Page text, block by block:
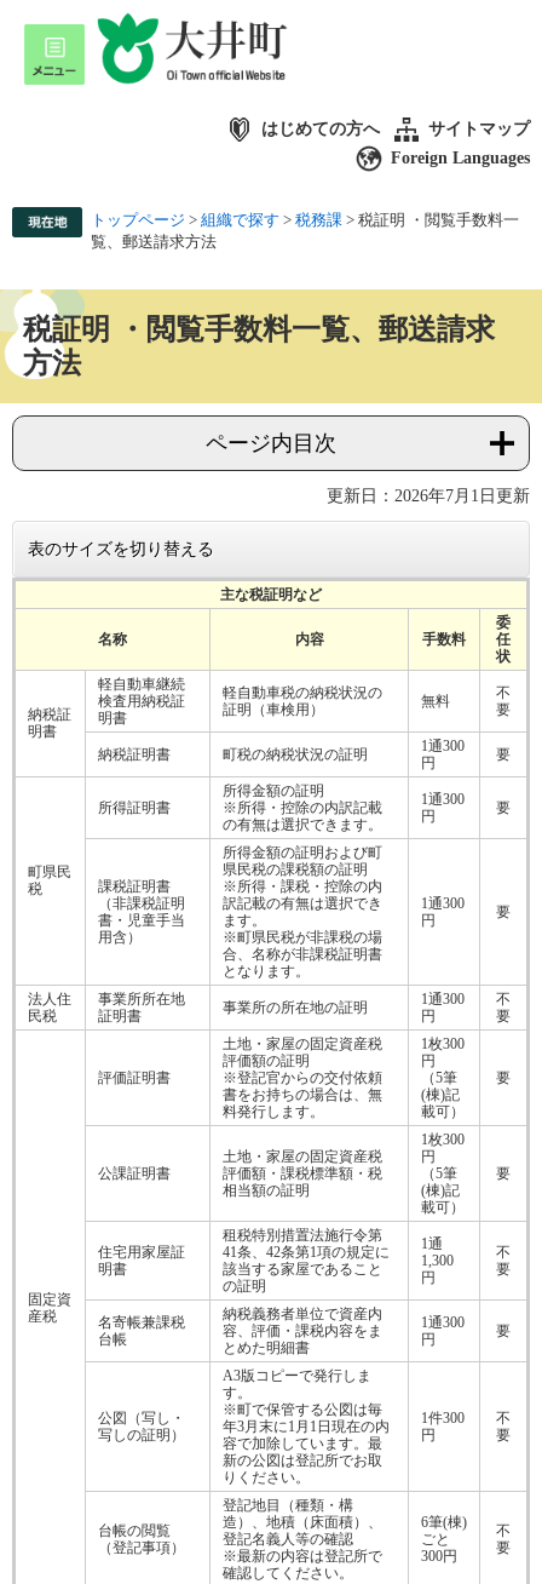
はじめての方へ
サイトマップ
Foreign Languages
トップページ > 組織で探す > 税務課 > 税証明 ・閲覧手数料一
覧、郵送請求方法
税証明 ・閲覧手数料一覧、郵送請求
方法
ページ内目次
更新日：2026年7月1日更新
表のサイズを切り替える
主な税証明など
名称 内容 手数料
委
任
状
納税証
明書
軽自動車継続
検査用納税証
明書
軽自動車税の納税状況の
証明（車検用）
無料
不
要
納税証明書 町税の納税状況の証明
1通300
円
要
町県民
税
所得証明書
所得金額の証明
※所得・控除の内訳記載
の有無は選択できます。
1通300
円
要
課税証明書
（非課税証明
書・児童手当
用含）
所得金額の証明および町
県民税の課税額の証明
※所得・課税・控除の内
訳記載の有無は選択でき
ます。
※町県民税が非課税の場
合、名称が非課税証明書
となります。
1通300
円
要
法人住
民税
事業所所在地
証明書
事業所の所在地の証明
1通300
円
不
要
固定資
産税
評価証明書
土地・家屋の固定資産税
評価額の証明
※登記官からの交付依頼
書をお持ちの場合は、無
料発行します。
1枚300
円
（5筆
(棟)記
載可）
要
公課証明書
土地・家屋の固定資産税
評価額・課税標準額・税
相当額の証明
1枚300
円
（5筆
(棟)記
載可）
要
住宅用家屋証
明書
租税特別措置法施行令第
41条、42条第1項の規定に
該当する家屋であること
の証明
1通
1,300
円
不
要
名寄帳兼課税
台帳
納税義務者単位で資産内
容、評価・課税内容をま
とめた明細書
1通300
円
要
公図（写し・
写しの証明）
A3版コピーで発行しま
す。
※町で保管する公図は毎
年3月末に1月1日現在の内
容で加除しています。最
新の公図は登記所でお取
りください。
1件300
円
不
要
台帳の閲覧
（登記事項）
登記地目（種類・構
造）、地積（床面積）、
登記名義人等の確認
※最新の内容は登記所で
確認してください。
6筆(棟)
ごと
300円
不
要